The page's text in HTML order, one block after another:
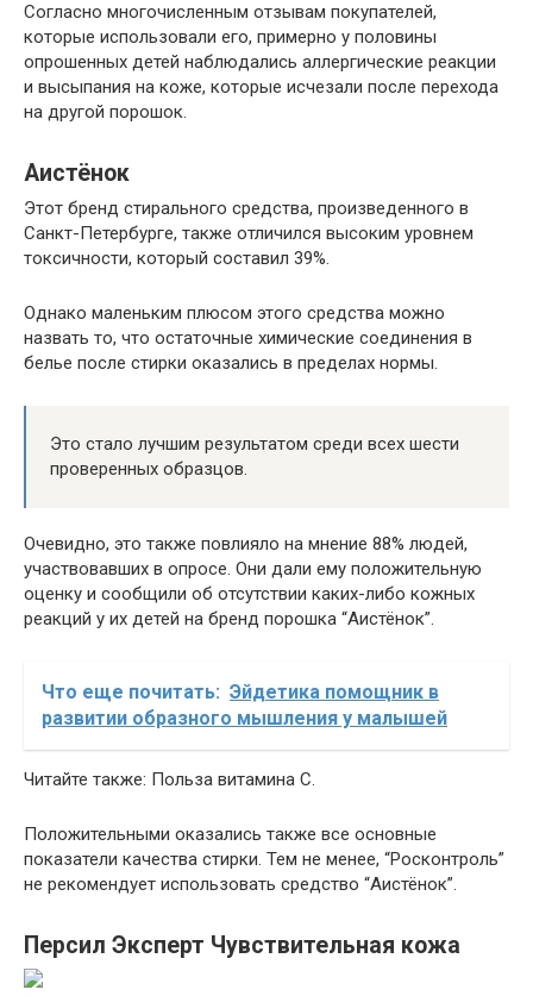
Согласно многочисленным отзывам покупателей,
которые использовали его, примерно у половины
опрошенных детей наблюдались аллергические реакции
и высыпания на коже, которые исчезали после перехода
на другой порошок.
Аистёнок
Этот бренд стирального средства, произведенного в
Санкт-Петербурге, также отличился высоким уровнем
токсичности, который составил 39%.
Однако маленьким плюсом этого средства можно
назвать то, что остаточные химические соединения в
белье после стирки оказались в пределах нормы.
Это стало лучшим результатом среди всех шести
проверенных образцов.
Очевидно, это также повлияло на мнение 88% людей,
участвовавших в опросе. Они дали ему положительную
оценку и сообщили об отсутствии каких-либо кожных
реакций у их детей на бренд порошка “Аистёнок”.
Что еще почитать: Эйдетика помощник в
развитии образного мышления у малышей
Читайте также: Польза витамина С.
Положительными оказались также все основные
показатели качества стирки. Тем не менее, “Росконтроль”
не рекомендует использовать средство “Аистёнок”.
Персил Эксперт Чувствительная кожа